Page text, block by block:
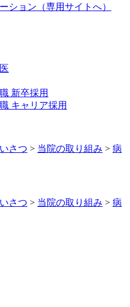
ション（専用サイトへ）
新卒採用
キャリア採用
さつ > 当院の取り組み > 病
さつ > 当院の取り組み > 病